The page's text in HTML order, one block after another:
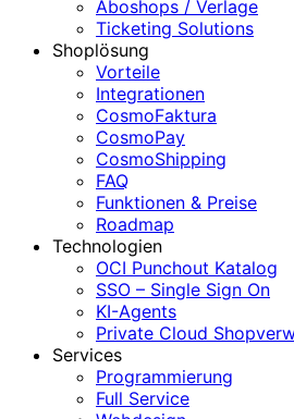
Aboshops / Verlage
Ticketing Solutions
Shoplösung
Vorteile
Integrationen
CosmoFaktura
CosmoPay
CosmoShipping
FAQ
Funktionen & Preise
Roadmap
Technologien
OCI Punchout Katalog
SSO – Single Sign On
KI-Agents
Private Cloud
Services
Programmierung
Full Service